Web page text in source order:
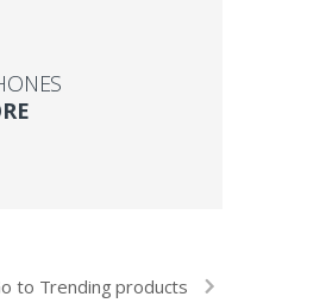
to Trending products